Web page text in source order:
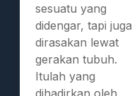
sesuatu yang
didengar, tapi juga
dirasakan lewat
gerakan tubuh.
Itulah yang
dihadirkan oleh